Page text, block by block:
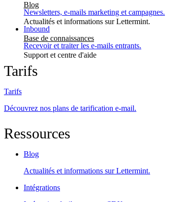
Blog
Actualités et informations sur Lettermint.
Base de connaissances
Support et centre d'aide
Newsletters, e-mails marketing et campagnes.
Inbound
Recevoir et traiter les e-mails entrants.
Tarifs
Tarifs
Découvrez nos plans de tarification e-mail.
Ressources
Blog
Actualités et informations sur Lettermint.
Intégrations